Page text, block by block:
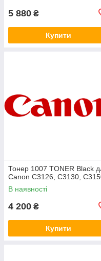
5 880 ₴
Купити
Тонер 1007 TONER Black
Canon C3126, C3130,
В наявності
4 200 ₴
Купити